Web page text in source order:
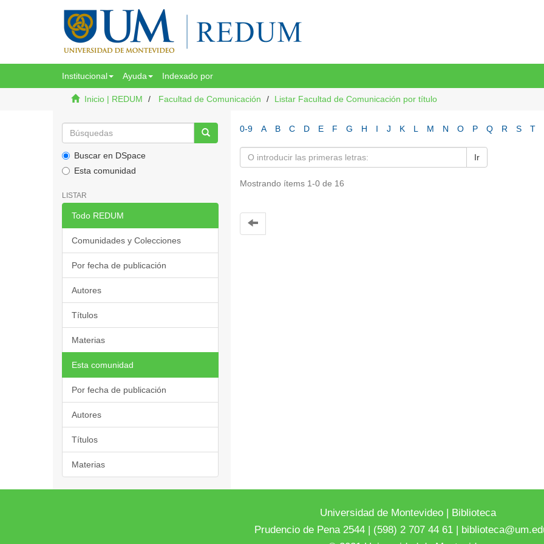
Institucional Ayuda Indexado por
Inicio | REDUM Facultad de Comunicación Listar Facultad de Comunicación por título
Buscar en DSpace
Esta comunidad
LISTAR
Todo REDUM
Comunidades y Colecciones
Por fecha de publicación
Autores
Títulos
Materias
Esta comunidad
Por fecha de publicación
Autores
Títulos
Materias
0-9 A B C D E F G H I J K L M N O P Q R S T
Ir
Mostrando ítems 1-0 de 16
Universidad de Montevideo | Biblioteca
Prudencio de Pena 2544 | (598) 2 707 44 61 |